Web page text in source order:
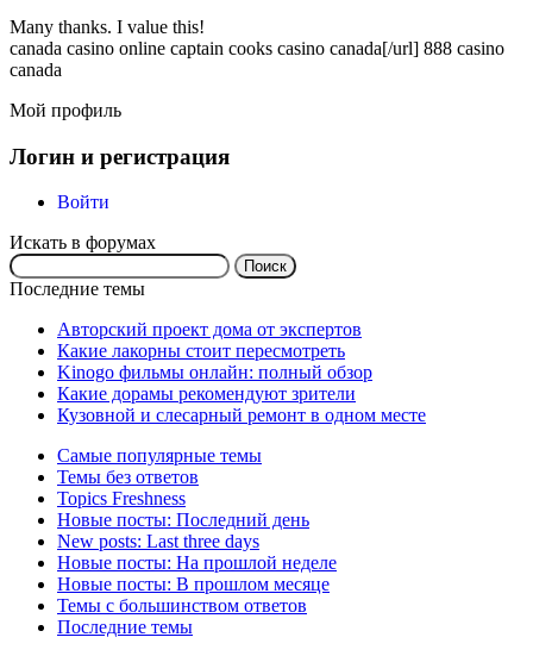
Many thanks. I value this!
canada casino online captain cooks casino canada[/url] 888 casino
canada
Мой профиль
Логин и регистрация
Войти
Искать в форумах
Поиск:
Последние темы
Авторский проект дома от экспертов
Какие лакорны стоит пересмотреть
Kinogo фильмы онлайн: полный обзор
Какие дорамы рекомендуют зрители
Кузовной и слесарный ремонт в одном месте
Самые популярные темы
Темы без ответов
Topics Freshness
Новые посты: Последний день
New posts: Last three days
Новые посты: На прошлой неделе
Новые посты: В прошлом месяце
Темы с большинством ответов
Последние темы